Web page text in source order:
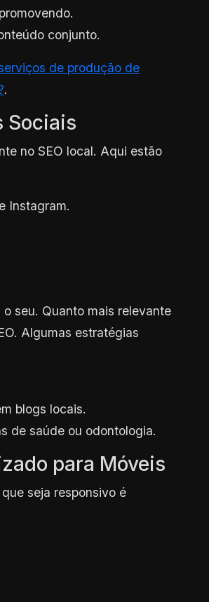
conjunto.
de produção de
.
Sociais
no SEO local. Aqui estão
Instagram.
seu. Quanto mais relevante
Algumas estratégias
blogs locais.
de saúde ou odontologia.
para Móveis
seja responsivo é